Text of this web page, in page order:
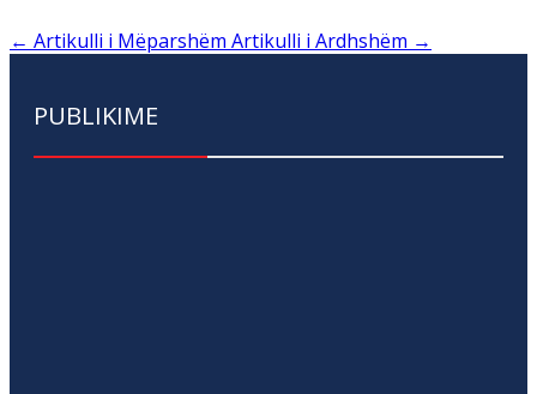
← Artikulli i Mëparshëm Artikulli i Ardhshëm →
PUBLIKIME